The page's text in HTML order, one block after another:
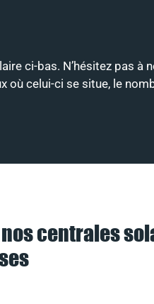
ci-bas. N’hésitez pas à
où celui-ci se situe, le
centrales